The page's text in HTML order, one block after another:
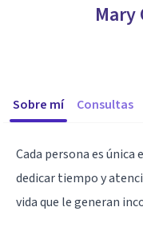
Mary
Sobre mí Consultas
Cada persona es
dedicar tiempo y
vida que le generan